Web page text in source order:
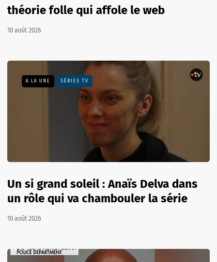
théorie folle qui affole le web
10 août 2026
A LA UNE SÉRIES TV
Un si grand soleil : Anaïs Delva dans
un rôle qui va chambouler la série
10 août 2026